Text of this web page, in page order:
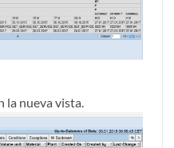
la nueva vista.